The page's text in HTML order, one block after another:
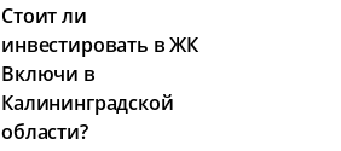
Стоит ли
инвестировать в ЖК
Включи в
Калининградской
области?